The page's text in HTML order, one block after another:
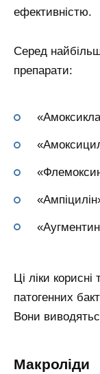
ефективністю.
Серед
препарати:
Ці ліки
патогенних
Вони
Макроліди